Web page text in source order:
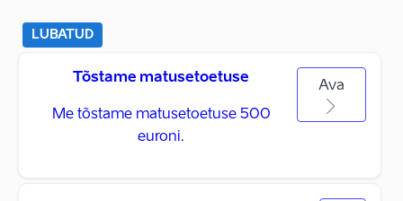
LUBATUD
Tõstame matusetoetuse
Me tõstame matusetoetuse 500
euroni.
Ava